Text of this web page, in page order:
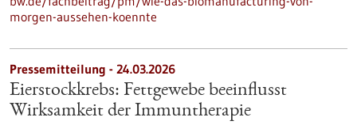
morgen-aussehen-koennte
Pressemitteilung - 24.03.2026
Eierstockkrebs: Fettgewebe beeinflusst
Wirksamkeit der Immuntherapie